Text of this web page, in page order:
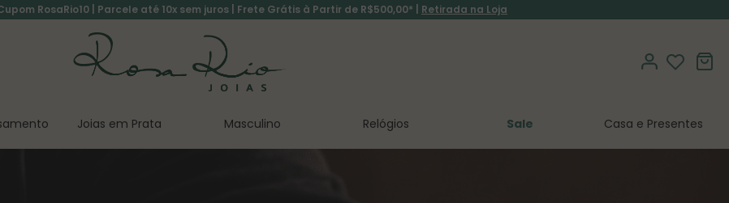
RosaRio10 | Parcele até 10x sem juros | Frete Grátis à Partir de R$500,00* | Retirada na Loja
Joias em Prata Masculino Relógios Sale